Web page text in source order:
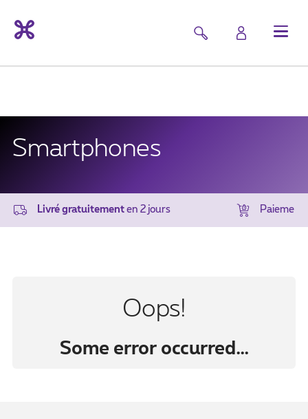
Smartphones
Livré gratuitement en 2 jours Paiement
Oops!
Some error occurred…